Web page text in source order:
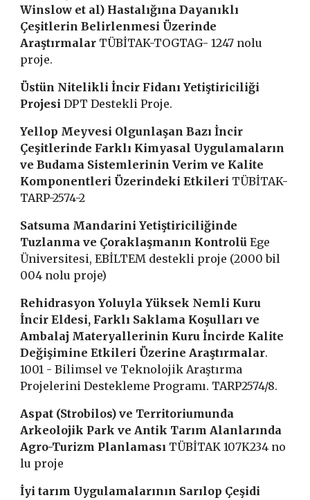
Winslow et al) Hastalığına Dayanıklı
Çeşitlerin Belirlenmesi Üzerinde
Araştırmalar TÜBİTAK-TOGTAG- 1247 nolu
proje.
Üstün Nitelikli İncir Fidanı Yetiştiriciliği
Projesi DPT Destekli Proje.
Yellop Meyvesi Olgunlaşan Bazı İncir
Çeşitlerinde Farklı Kimyasal Uygulamaların
ve Budama Sistemlerinin Verim ve Kalite
Komponentleri Üzerindeki Etkileri TÜBİTAK-
TARP-2574-2
Satsuma Mandarini Yetiştiriciliğinde
Tuzlanma ve Çoraklaşmanın Kontrolü Ege
Üniversitesi, EBİLTEM destekli proje (2000 bil
004 nolu proje)
Rehidrasyon Yoluyla Yüksek Nemli Kuru
İncir Eldesi, Farklı Saklama Koşulları ve
Ambalaj Materyallerinin Kuru İncirde Kalite
Değişimine Etkileri Üzerine Araştırmalar.
1001 - Bilimsel ve Teknolojik Araştırma
Projelerini Destekleme Programı. TARP2574/8.
Aspat (Strobilos) ve Territoriumunda
Arkeolojik Park ve Antik Tarım Alanlarında
Agro-Turizm Planlaması TÜBİTAK 107K234 no
lu proje
İyi tarım Uygulamalarının Sarılop Çeşidi